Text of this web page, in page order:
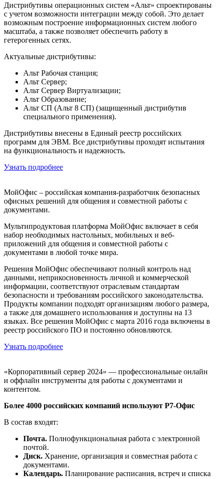
Дистрибутивы операционных систем «Альт» спроектированы
с учетом возможности интеграции между собой. Это делает
возможным построение информационных систем любого
масштаба, а также позволяет обеспечить работу в
гетерогенных сетях.
Актуальные дистрибутивы:
Альт Рабочая станция;
Альт Сервер;
Альт Сервер Виртуализации;
Альт Образование;
Альт СП (Альт 8 СП) (защищенный дистрибутив
специального применения).
Дистрибутивы внесены в Единый реестр российских
программ для ЭВМ. Все дистрибутивы проходят испытания
на функциональность и надежность.
Узнать подробнее
МойОфис – российская компания-разработчик безопасных
офисных решений для общения и совместной работы с
документами.
Мультипродуктовая платформа МойОфис включает в себя
набор необходимых настольных, мобильных и веб-
приложений для общения и совместной работы с
документами в любой точке мира.
Решения МойОфис обеспечивают полный контроль над
данными, неприкосновенность личной и коммерческой
информации, соответствуют отраслевым стандартам
безопасности и требованиям российского законодательства.
Продукты компании подходят организациям любого размера,
а также для домашнего использования и доступны на 13
языках. Все решения МойОфис с марта 2016 года включены в
реестр российского ПО и постоянно обновляются.
Узнать подробнее
«Корпоративный сервер 2024» — профессиональные онлайн
и оффлайн инструменты для работы с документами и
контентом.
Более 4000 российских компаний используют Р7-Офис
В состав входят:
Почта. Полнофункциональная работа с электронной
почтой.
Диск. Хранение, организация и совместная работа с
документами.
Календарь. Планирование расписания, встреч и списка